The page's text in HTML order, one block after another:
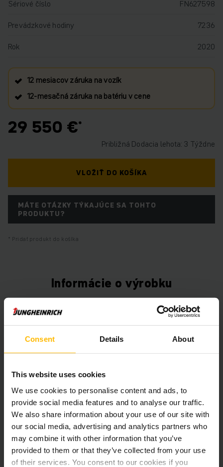
Consent Details About
This website uses cookies
We use cookies to personalise content and ads, to
provide social media features and to analyse our traffic.
We also share information about your use of our site with
our social media, advertising and analytics partners who
may combine it with other information that you’ve
provided to them or that they’ve collected from your use
of their services. You consent to our cookies if you
Sériové číslo
FN627598
Prevádzkové hodiny
7236
Rok
2020
12 mesiacov záruka na vozík
12‑mesačná záruka na batériu v cene
29 550 €
Približná Dodacia lehota: 3 Týždne
VLOŽIŤ DO KOŠÍKA
MÁTE OTÁZKY TÝKAJÚCE SA TOHTO
PRODUKTU?
Pridať produkt do košíka
Informácie o výrobku
Nasledujúca časť poskytuje komplexný prehľad technických
Technické údaje
Batéria
Rok výroby batérie 2025
Rok 2020
Výška zdvihu 5500 mm